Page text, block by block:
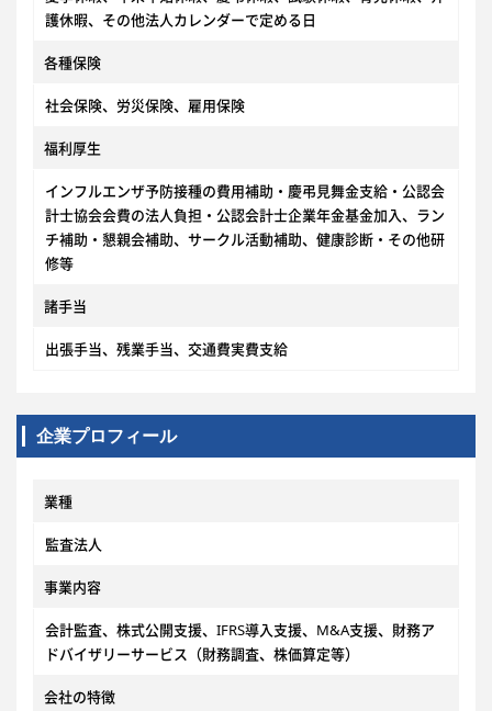
護休暇、その他法人カレンダーで定める日
各種保険
社会保険、労災保険、雇用保険
福利厚生
インフルエンザ予防接種の費用補助・慶弔見舞金支給・公認会
計士協会会費の法人負担・公認会計士企業年金基金加入、ラン
チ補助・懇親会補助、サークル活動補助、健康診断・その他研
修等
諸手当
出張手当、残業手当、交通費実費支給
企業プロフィール
業種
監査法人
事業内容
会計監査、株式公開支援、IFRS導入支援、M&A支援、財務ア
ドバイザリーサービス（財務調査、株価算定等）
会社の特徴